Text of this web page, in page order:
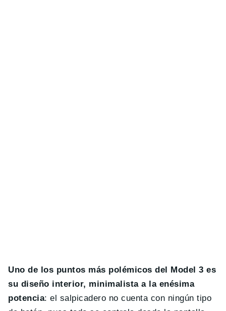
Uno de los puntos más polémicos del Model 3 es
su diseño interior, minimalista a la enésima
potencia: el salpicadero no cuenta con ningún tipo